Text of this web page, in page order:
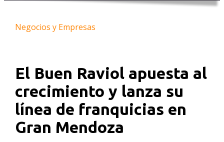
Negocios y Empresas
El Buen Raviol apuesta al
crecimiento y lanza su
línea de franquicias en
Gran Mendoza